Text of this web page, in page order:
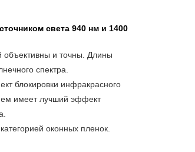
света 940 нм и 1400
объективны и точны. Длины
спектра.
блокировки инфракрасного
имеет лучший эффект
оконных пленок.